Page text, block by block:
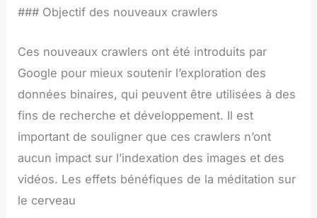
### Objectif des nouveaux crawlers
Ces nouveaux crawlers ont été introduits par
Google pour mieux soutenir l’exploration des
données binaires, qui peuvent être utilisées à des
fins de recherche et développement. Il est
important de souligner que ces crawlers n’ont
aucun impact sur l’indexation des images et des
vidéos. Les effets bénéfiques de la méditation sur
le cerveau